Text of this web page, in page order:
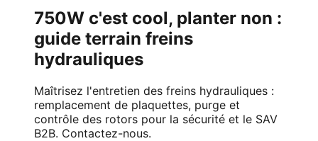
750W c'est cool, planter non :
guide terrain freins
hydrauliques
Maîtrisez l'entretien des freins hydrauliques :
remplacement de plaquettes, purge et
contrôle des rotors pour la sécurité et le SAV
B2B. Contactez-nous.